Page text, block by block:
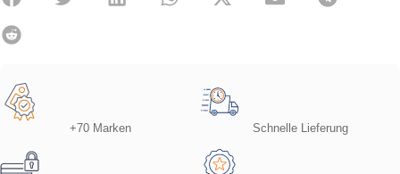
+70 Marken Schnelle Lieferung